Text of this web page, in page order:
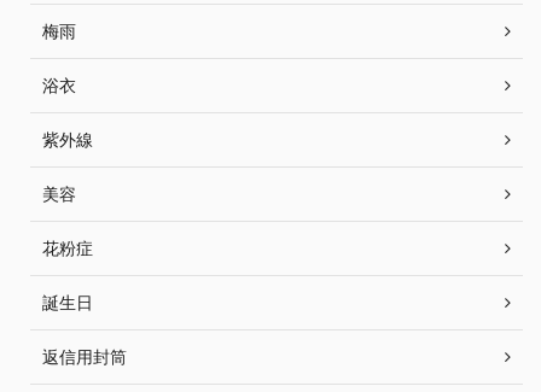
梅雨
浴衣
紫外線
美容
花粉症
誕生日
返信用封筒